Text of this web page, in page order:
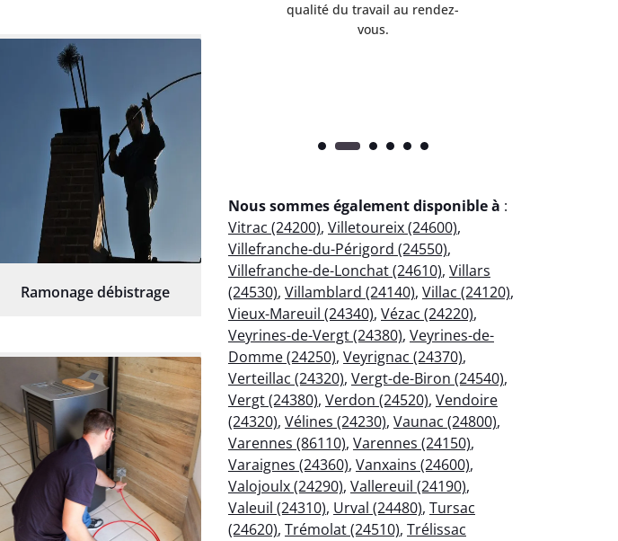
Ramonage débistrage
qualité du travail au rendez-
vous.
Nous sommes également disponible à :
Vitrac (24200), Villetoureix (24600),
Villefranche-du-Périgord (24550),
Villefranche-de-Lonchat (24610), Villars
(24530), Villamblard (24140), Villac (24120),
Vieux-Mareuil (24340), Vézac (24220),
Veyrines-de-Vergt (24380), Veyrines-de-
Domme (24250), Veyrignac (24370),
Verteillac (24320), Vergt-de-Biron (24540),
Vergt (24380), Verdon (24520), Vendoire
(24320), Vélines (24230), Vaunac (24800),
Varennes (86110), Varennes (24150),
Varaignes (24360), Vanxains (24600),
Valojoulx (24290), Vallereuil (24190),
Valeuil (24310), Urval (24480), Tursac
(24620), Trémolat (24510), Trélissac